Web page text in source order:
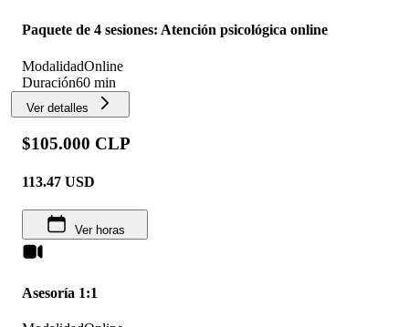
Paquete de 4 sesiones: Atención psicológica online
ModalidadOnline
Duración60 min
Ver detalles
$105.000 CLP
113.47 USD
Ver horas
Asesoría 1:1